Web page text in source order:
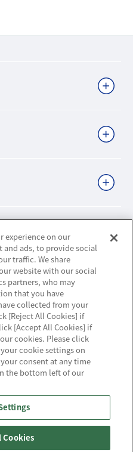
ストリーミングの
experience on our
ads, to provide social
traffic. We share
website with our social
partners, who may
that you have
collected from your
[Reject All Cookies] if
[Accept All Cookies] if
cookies. Please click
cookie settings on
consent at any time
the bottom left of our
Cookies